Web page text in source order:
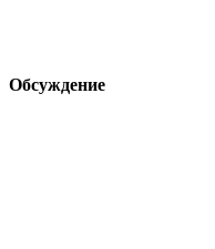
Обсуждение